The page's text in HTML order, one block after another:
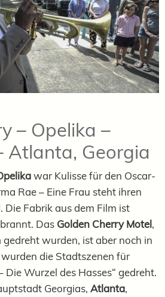
– Opelika –
Atlanta, Georgia
war Kulisse für den Oscar-
Rae – Eine Frau steht ihren
Die Fabrik aus dem Film ist
Das Golden Cherry Motel,
gedreht wurden, ist aber noch in
die Stadtszenen für
Die Wurzel des Hasses“ gedreht.
Georgias, Atlanta,